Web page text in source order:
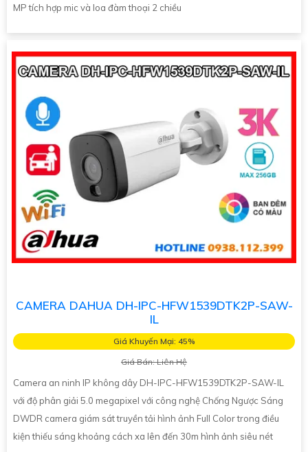
MP tích hợp mic và loa đàm thoại 2 chiều
CAMERA DAHUA DH-IPC-HFW1539DTK2P-SAW-
IL
Giá Khuyến Mại: 45%
Giá Bán: Liên Hệ
Camera an ninh IP không dây DH-IPC-HFW1539DTK2P-SAW-IL
với độ phân giải 5.0 megapixel với công nghệ Chống Ngược Sáng
DWDR camera giám sát truyền tải hình ảnh Full Color trong điều
kiện thiếu sáng khoảng cách xa lên đến 30m hình ảnh siêu nét